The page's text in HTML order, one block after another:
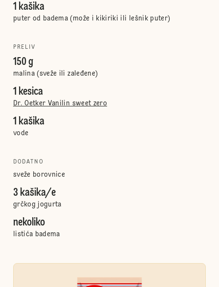
1 kašika
puter od badema (može i kikiriki ili lešnik puter)
PRELIV
150 g
malina (sveže ili zaleđene)
1 kesica
Dr. Oetker Vanilin sweet zero
1 kašika
vode
DODATNO
sveže borovnice
3 kašika/e
grčkog jogurta
nekoliko
listića badema